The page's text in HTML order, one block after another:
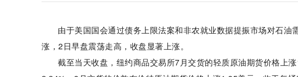
由于美国国会通过债务上限法案和非农就业数据提振市场对石
涨，2日早盘震荡走高，收盘显著上涨。
截至当天收盘，纽约商品交易所7月交货的轻质原油期货价格上